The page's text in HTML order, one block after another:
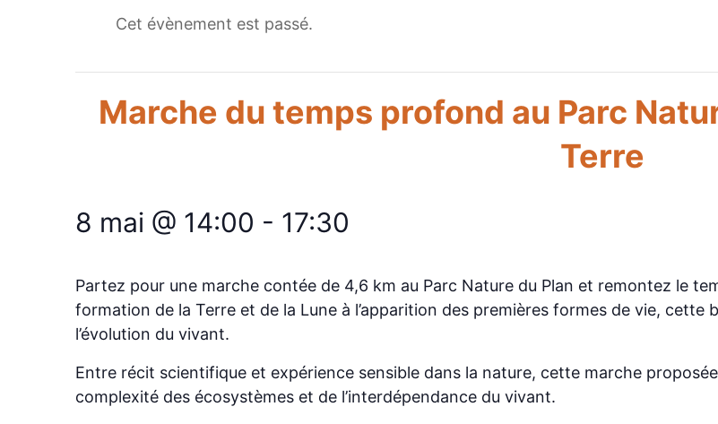
Cet évènement est passé.
Marche du temps profond au Parc
Terre
8 mai @ 14:00 - 17:30
Partez pour une marche contée de 4,6 km au Parc Nature du Plan et remontez le
formation de la Terre et de la Lune à l’apparition des premières formes de vie, cette
l’évolution du vivant.
Entre récit scientifique et expérience sensible dans la nature, cette marche
complexité des écosystèmes et de l’interdépendance du vivant.